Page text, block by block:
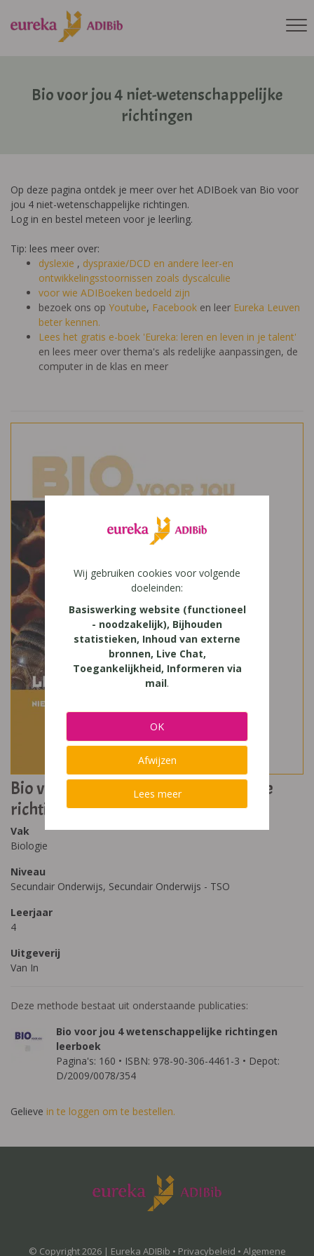
Bio voor jou 4 niet-wetenschappelijke
richtingen
Op deze pagina ontdek je meer over het ADIBoek van Bio voor
jou 4 niet-wetenschappelijke richtingen.
Log in en bestel meteen voor je leerling.
Tip: lees meer over:
dyslexie , dyspraxie/DCD en andere leer-en
ontwikkelingsstoornissen zoals dyscalculie
voor wie ADIBoeken bedoeld zijn
bezoek ons op Youtube, Facebook en leer Eureka Leuven
beter kennen.
Lees het gratis e-boek 'Eureka: leren en leven in je talent'
en lees meer over thema's als redelijke aanpassingen, de
computer in de klas en meer
Bio voor jou 4 niet-wetenschappelijke
richtingen
Vak
Biologie
Niveau
Secundair Onderwijs, Secundair Onderwijs - TSO
Leerjaar
4
Uitgeverij
Van In
Deze methode bestaat uit onderstaande publicaties:
Bio voor jou 4 wetenschappelijke richtingen
leerboek
Pagina's: 160 • ISBN: 978-90-306-4461-3 • Depot:
D/2009/0078/354
Gelieve in te loggen om te bestellen.
© Copyright 2026 | Eureka ADIBib • Privacybeleid • Algemene
Wij gebruiken cookies voor volgende
doeleinden:
Basiswerking website (functioneel
- noodzakelijk), Bijhouden
statistieken, Inhoud van externe
bronnen, Live Chat,
Toegankelijkheid, Informeren via
mail.
OK
Afwijzen
Lees meer